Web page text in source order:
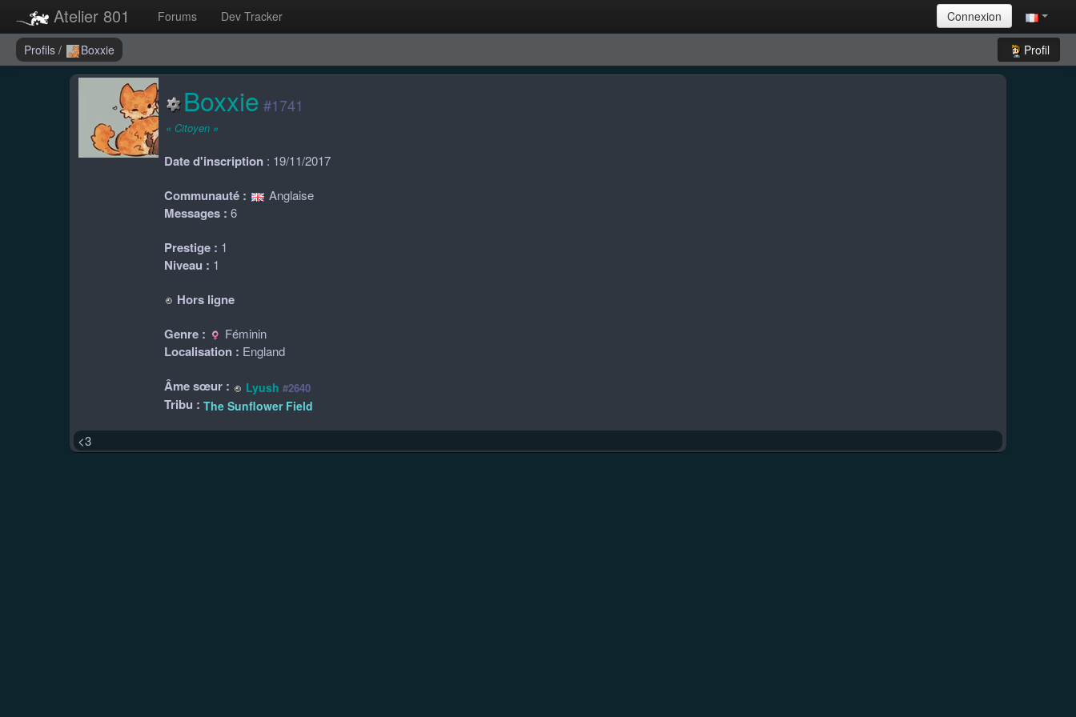
Atelier 801 Forums Dev Tracker Connexion
Profils / Boxxie Profil
Boxxie #1741
« Citoyen »
Date d'inscription : 19/11/2017
Communauté : Anglaise
Messages : 6
Prestige : 1
Niveau : 1
Hors ligne
Genre :
Féminin
Localisation : England
Âme sœur : Lyush #2640
Tribu : The Sunflower Field
<3